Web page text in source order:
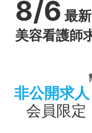
8/6 最
美容看護師
非公開求人
会員限定